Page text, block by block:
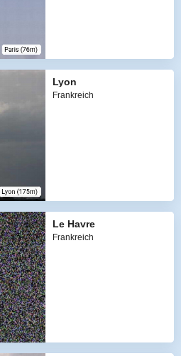
Lyon
Frankreich
Le Havre
Frankreich